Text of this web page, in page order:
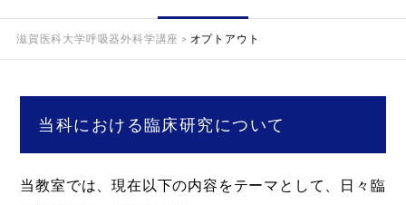
滋賀医科大学呼吸器外科学講座 > オプトアウト
当科における臨床研究について
当教室では、現在以下の内容をテーマとして、日々臨